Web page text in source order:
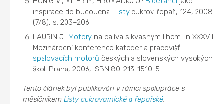
inspirace do budoucna. Listy cukrov. řepař., 124, 2008
(7/8), s. 203–206
LAURIN J.: Motory na paliva s kvasným lihem. In XXXVII.
Mezinárodní konference kateder a pracovišť
spalovacích motorů českých a slovenských vysokých
škol. Praha, 2006, ISBN 80-213-1510-5
Tento článek byl publikován v rámci spolupráce s
měsíčníkemListy cukrovarnické a řepařské.